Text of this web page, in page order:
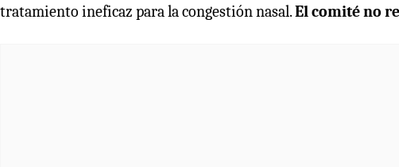
tratamiento ineficaz para la congestión nasal.El comité no